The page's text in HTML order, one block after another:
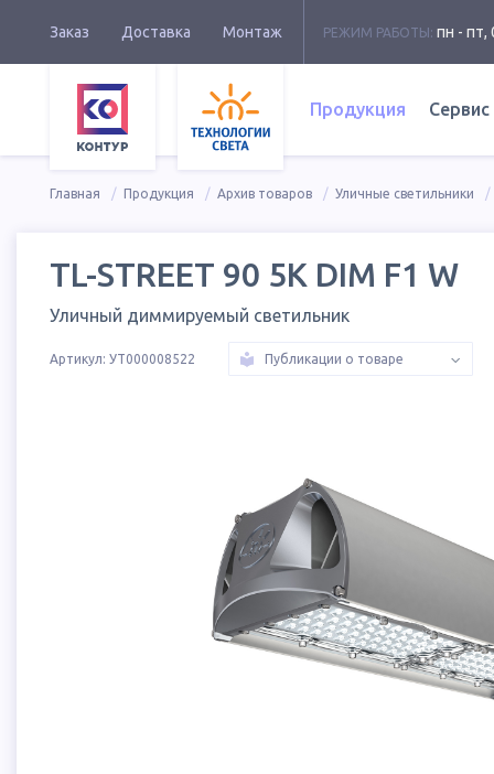
Заказ Доставка Монтаж РЕЖИМ РАБОТЫ: пн - пт,
Продукция Сервис
Главная Продукция Архив товаров Уличные светильники
TL-STREET 90 5K DIM F1 W
Уличный диммируемый светильник
Артикул: УТ000008522 Публикации о товаре